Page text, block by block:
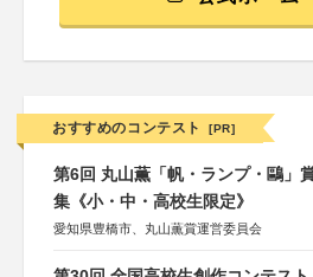
おすすめのコンテスト [PR]
第6回 丸山薫「帆・ランプ・鷗」
集《小・中・高校生限定》
愛知県豊橋市、丸山薫賞運営委員会